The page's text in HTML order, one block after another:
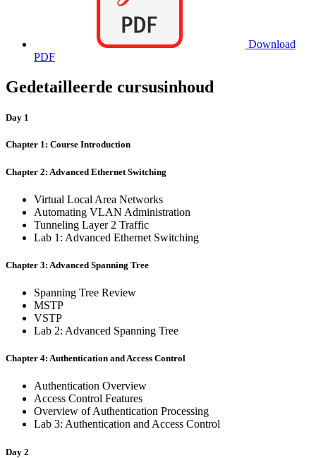
Download
PDF
Gedetailleerde cursusinhoud
Day 1
Chapter 1: Course Introduction
Chapter 2: Advanced Ethernet Switching
Virtual Local Area Networks
Automating VLAN Administration
Tunneling Layer 2 Traffic
Lab 1: Advanced Ethernet Switching
Chapter 3: Advanced Spanning Tree
Spanning Tree Review
MSTP
VSTP
Lab 2: Advanced Spanning Tree
Chapter 4: Authentication and Access Control
Authentication Overview
Access Control Features
Overview of Authentication Processing
Lab 3: Authentication and Access Control
Day 2